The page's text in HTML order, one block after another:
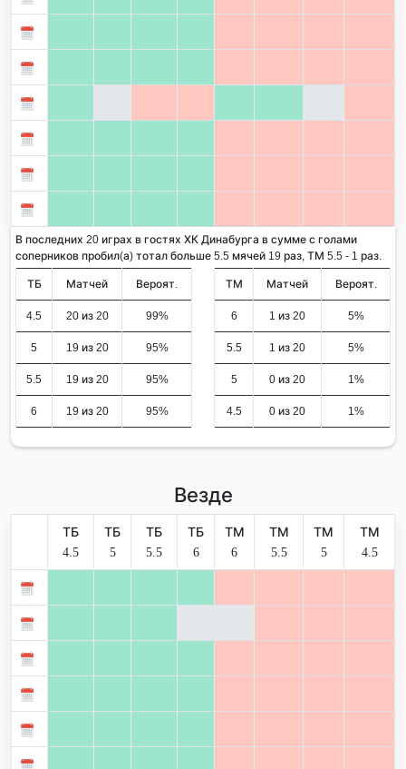
В последних 20 играх в гостях ХК Динабурга в сумме с голами
соперников пробил(а) тотал больше 5.5 мячей 19 раз, ТМ 5.5 - 1 раз.
ТБ Матчей Вероят.
4.5 20 из 20 99%
5 19 из 20 95%
5.5 19 из 20 95%
6 19 из 20 95%
ТМ Матчей Вероят.
6 1 из 20 5%
5.5 1 из 20 5%
5 0 из 20 1%
4.5 0 из 20 1%
Везде
ТБ
4.5
ТБ
5
ТБ
5.5
ТБ
6
ТМ
6
ТМ
5.5
ТМ
5
ТМ
4.5